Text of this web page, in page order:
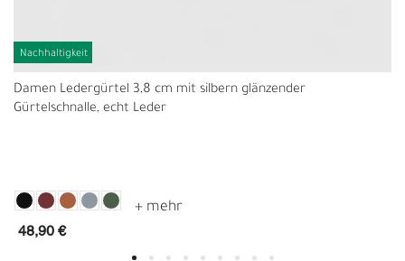
Nachhaltigkeit
Damen Ledergürtel 3,8 cm mit silbern glänzender
Gürtelschnalle, echt Leder
48,90 €